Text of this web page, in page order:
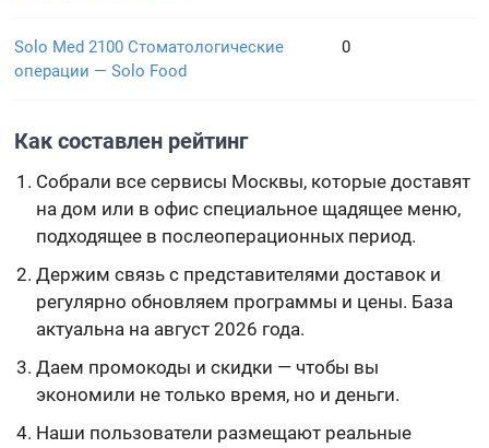
Solo Med 2100 Стоматологические
операции — Solo Food
0
Как составлен рейтинг
Собрали все сервисы Москвы, которые доставят
на дом или в офис специальное щадящее меню,
подходящее в послеоперационных период.
Держим связь с представителями доставок и
регулярно обновляем программы и цены. База
актуальна на август 2026 года.
Даем промокоды и скидки — чтобы вы
экономили не только время, но и деньги.
Наши пользователи размещают реальные